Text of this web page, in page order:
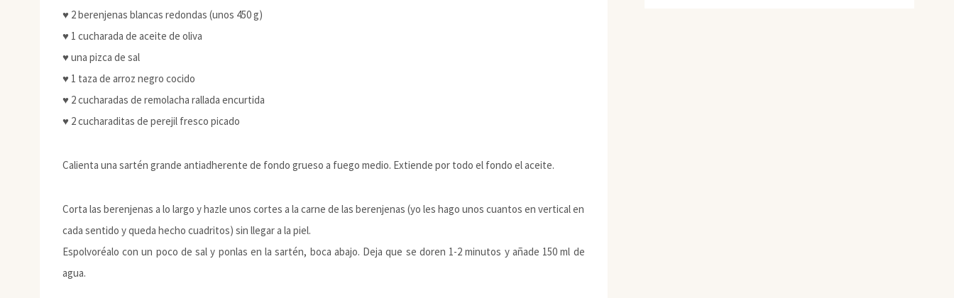
♥ 2 berenjenas blancas redondas (unos 450 g)
♥ 1 cucharada de aceite de oliva
♥ una pizca de sal
♥ 1 taza de arroz negro cocido
♥ 2 cucharadas de remolacha rallada encurtida
♥ 2 cucharaditas de perejil fresco picado
Calienta una sartén grande antiadherente de fondo grueso a fuego medio. Extiende por todo el fondo el aceite.
Corta las berenjenas a lo largo y hazle unos cortes a la carne de las berenjenas (yo les hago unos cuantos en vertical en
cada sentido y queda hecho cuadritos) sin llegar a la piel.
Espolvoréalo con un poco de sal y ponlas en la sartén, boca abajo. Deja que se doren 1-2 minutos y añade 150 ml de
agua.